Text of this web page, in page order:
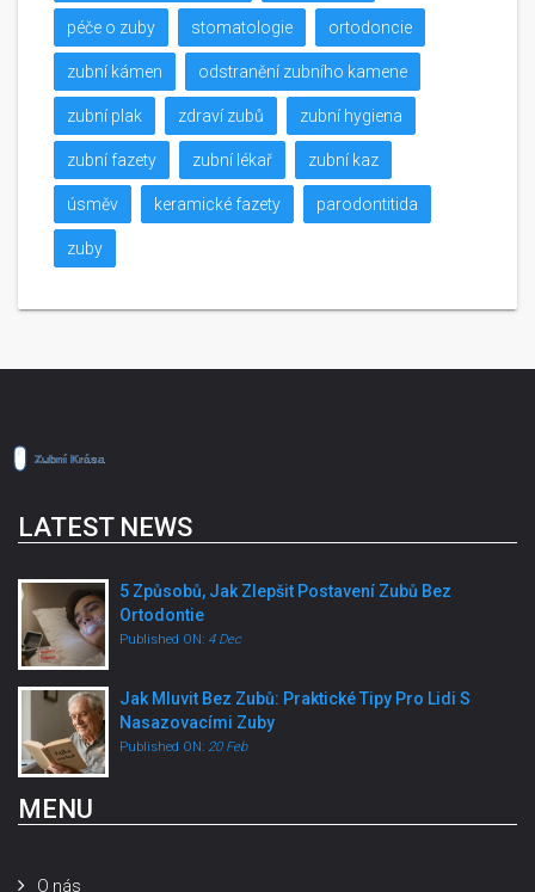
péče o zuby stomatologie ortodoncie
zubní kámen odstranění zubního kamene
zubní plak zdraví zubů zubní hygiena
zubní fazety zubní lékař zubní kaz
úsměv keramické fazety parodontitida
zuby
LATEST NEWS
5 Způsobů, Jak Zlepšit Postavení Zubů Bez
Ortodontie
Published ON: 4 Dec
Jak Mluvit Bez Zubů: Praktické Tipy Pro Lidi S
Nasazovacími Zuby
Published ON: 20 Feb
MENU
O nás